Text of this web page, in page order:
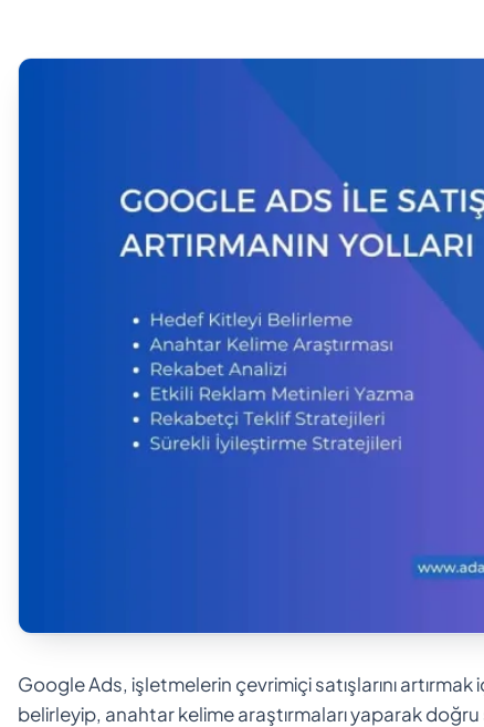
Google Ads, işletmelerin çevrimiçi satışlarını
belirleyip, anahtar kelime araştırmaları yaparak